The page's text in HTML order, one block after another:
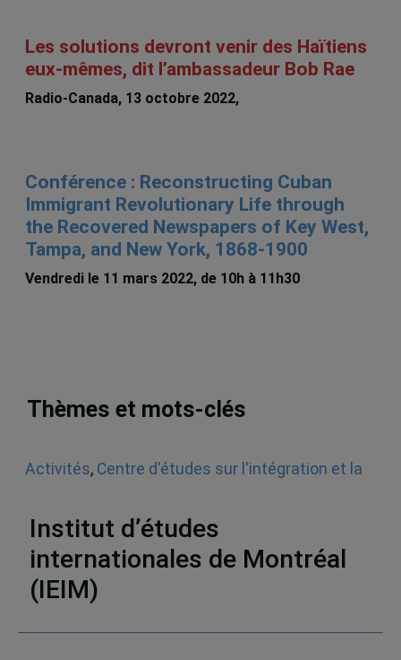
Les solutions devront venir des Haïtiens
eux-mêmes, dit l’ambassadeur Bob Rae
Radio-Canada, 13 octobre 2022,
Conférence : Reconstructing Cuban
Immigrant Revolutionary Life through
the Recovered Newspapers of Key West,
Tampa, and New York, 1868-1900
Vendredi le 11 mars 2022, de 10h à 11h30
Thèmes et mots-clés
Activités, Centre d'études sur l'intégration et la
Amériques (ODA), Séminaires et conférences
Institut d’études
internationales de Montréal
(IEIM)